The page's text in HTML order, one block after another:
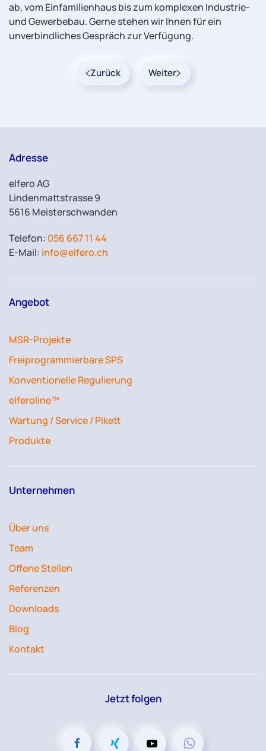
ab, vom Einfamilienhaus bis zum komplexen Industrie-
und Gewerbebau. Gerne stehen wir Ihnen für ein
unverbindliches Gespräch zur Verfügung.
Zurück Weiter
Adresse
elfero AG
Lindenmattstrasse 9
5616 Meisterschwanden
Telefon: 056 667 11 44
E-Mail: info@elfero.ch
Angebot
MSR-Projekte
Freiprogrammierbare SPS
Konventionelle Regulierung
elferoline™
Wartung / Service / Pikett
Produkte
Unternehmen
Über uns
Team
Offene Stellen
Referenzen
Downloads
Blog
Kontakt
Jetzt folgen